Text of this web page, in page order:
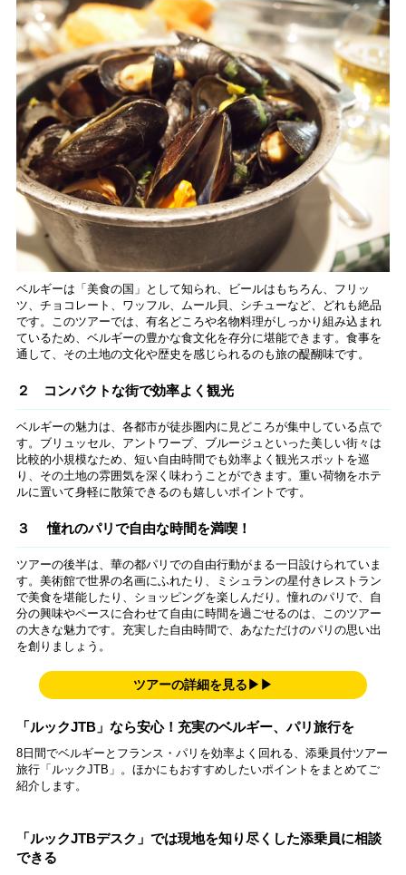
ベルギーは「美食の国」として知られ、ビールはもちろん、フリッ
ツ、チョコレート、ワッフル、ムール貝、シチューなど、どれも絶品
です。このツアーでは、有名どころや名物料理がしっかり組み込まれ
ているため、ベルギーの豊かな食文化を存分に堪能できます。食事を
通して、その土地の文化や歴史を感じられるのも旅の醍醐味です。
２ コンパクトな街で効率よく観光
ベルギーの魅力は、各都市が徒歩圏内に見どころが集中している点で
す。ブリュッセル、アントワープ、ブルージュといった美しい街々は
比較的小規模なため、短い自由時間でも効率よく観光スポットを巡
り、その土地の雰囲気を深く味わうことができます。重い荷物をホテ
ルに置いて身軽に散策できるのも嬉しいポイントです。
３ 憧れのパリで自由な時間を満喫！
ツアーの後半は、華の都パリでの自由行動がまる一日設けられていま
す。美術館で世界の名画にふれたり、ミシュランの星付きレストラン
で美食を堪能したり、ショッピングを楽しんだり。憧れのパリで、自
分の興味やペースに合わせて自由に時間を過ごせるのは、このツアー
の大きな魅力です。充実した自由時間で、あなただけのパリの思い出
を創りましょう。
ツアーの詳細を見る▶▶
「ルックJTB」なら安心！充実のベルギー、パリ旅行を
8日間でベルギーとフランス・パリを効率よく回れる、添乗員付ツアー
旅行「ルックJTB」。ほかにもおすすめしたいポイントをまとめてご
紹介します。
「ルックJTBデスク」では現地を知り尽くした添乗員に相談
できる